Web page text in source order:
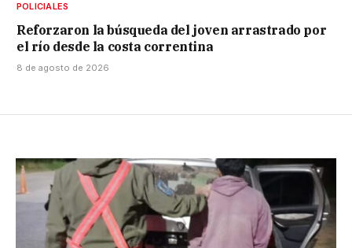
POLICIALES
Reforzaron la búsqueda del joven arrastrado por
el río desde la costa correntina
8 de agosto de 2026